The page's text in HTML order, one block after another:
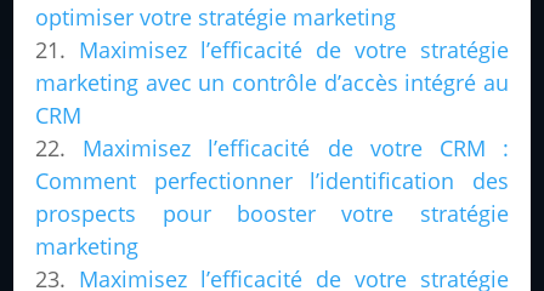
optimiser votre stratégie marketing
Maximisez l’efficacité de votre stratégie
marketing avec un contrôle d’accès intégré au
CRM
Maximisez l’efficacité de votre CRM :
Comment perfectionner l’identification des
prospects pour booster votre stratégie
marketing
Maximisez l’efficacité de votre stratégie